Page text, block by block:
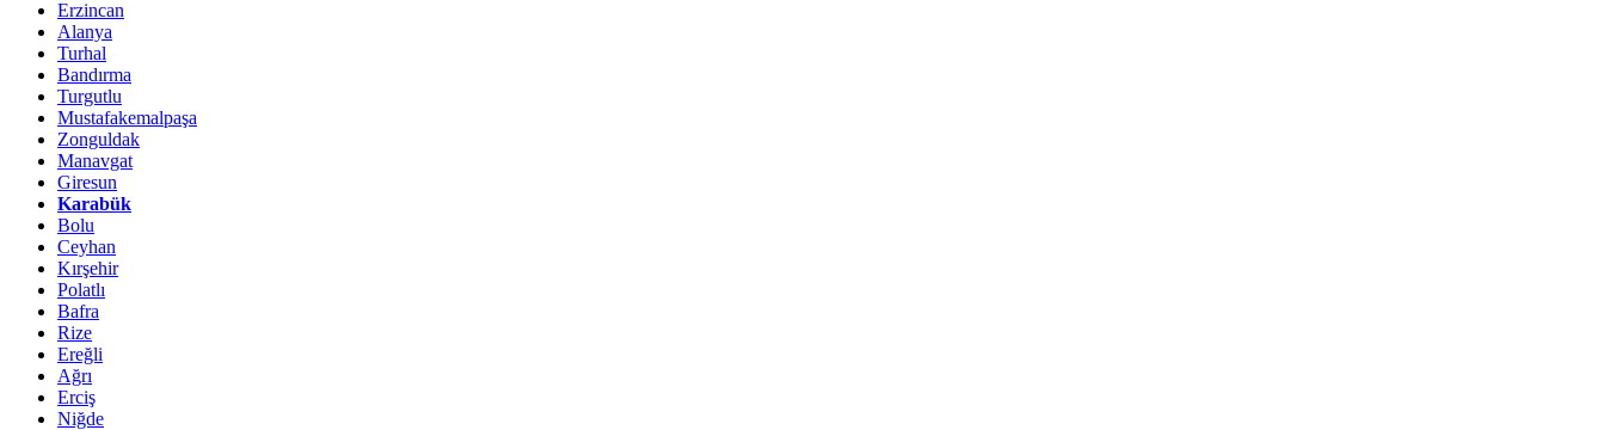
Erzincan
Alanya
Turhal
Bandırma
Turgutlu
Mustafakemalpaşa
Zonguldak
Manavgat
Giresun
Karabük
Bolu
Ceyhan
Kırşehir
Polatlı
Bafra
Rize
Ereğli
Ağrı
Erciş
Niğde